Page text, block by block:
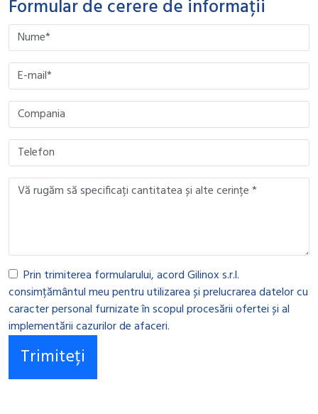
Formular de cerere de informații
leave this field empty.
leave this field empty.
leave this field empty.
leave this field empty.
Prin trimiterea formularului, acord Gilinox s.r.l.
consimțământul meu pentru utilizarea și prelucrarea datelor cu
caracter personal furnizate în scopul procesării ofertei și al
implementării cazurilor de afaceri.